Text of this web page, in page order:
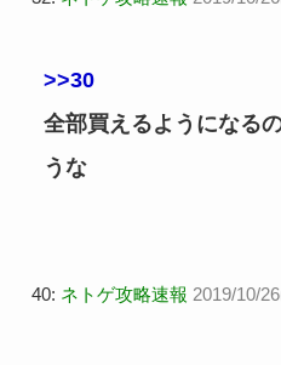
>>30
全部買えるようになる
うな
40: ネトゲ攻略速報 2019/10/